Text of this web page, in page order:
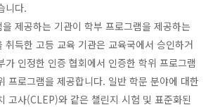
니다.
제공하는 기관이 학부 프로그램을 제공하는
취득한 고등 교육 기관은 교육국에서 승인하거
가 인정한 인증 협회에서 인증한 학위 프로그램
프로그램을 제공합니다. 일반 학문 분야에 대한
고사(CLEP)와 같은 챌린지 시험 및 표준화된